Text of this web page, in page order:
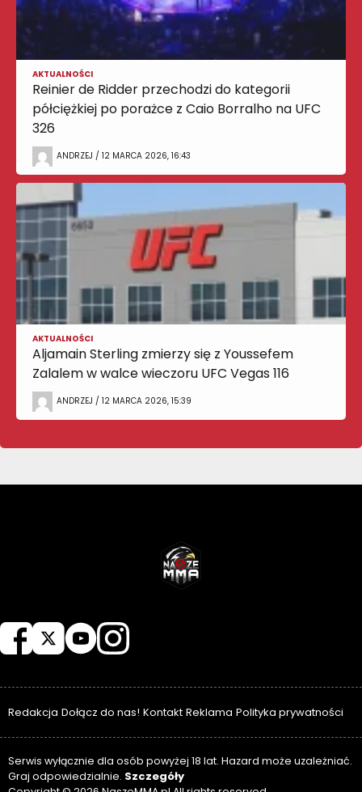
AKTUALNOŚCI
Reinier de Ridder przechodzi do kategorii
półciężkiej po porażce z Caio Borralho na UFC
326
ANDRZEJ / 12 MARCA 2026, 16:43
AKTUALNOŚCI
Aljamain Sterling zmierzy się z Youssefem
Zalalem w walce wieczoru UFC Vegas 116
ANDRZEJ / 12 MARCA 2026, 15:39
Redakcja Dołącz do nas! Kontakt Reklama Polityka prywatności
Serwis wyłącznie dla osób powyżej 18 lat. Hazard może uzależniać.
Graj odpowiedzialnie. Szczegóły